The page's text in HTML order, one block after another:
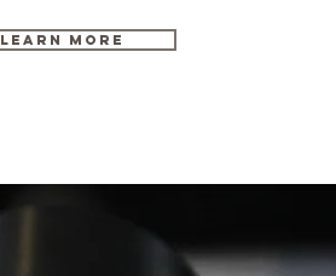
LEARN MORE